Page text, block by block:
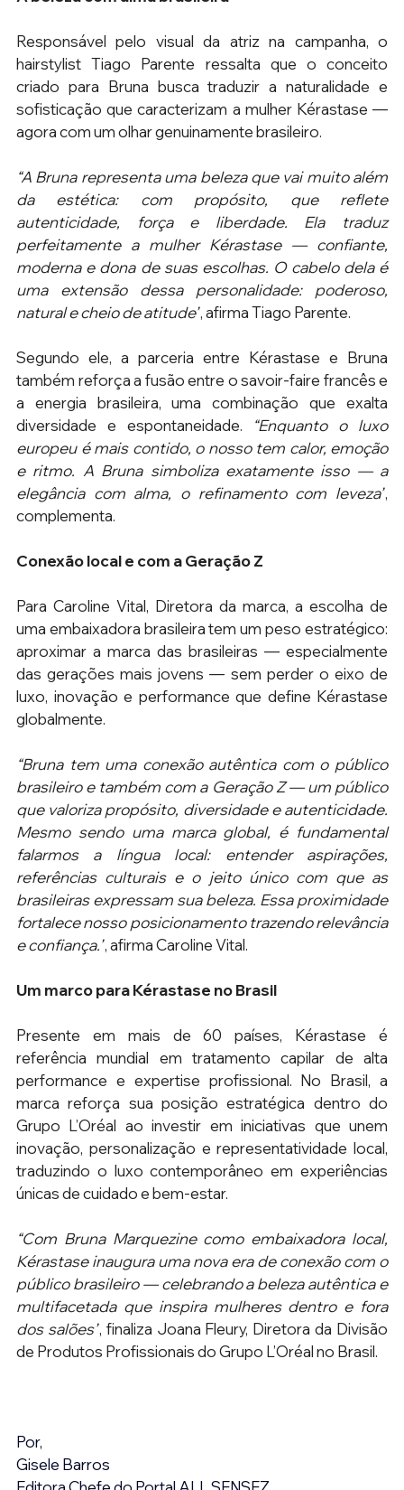
Responsável pelo visual da atriz na campanha, o
hairstylist Tiago Parente ressalta que o conceito
criado para Bruna busca traduzir a naturalidade e
sofisticação que caracterizam a mulher Kérastase —
agora com um olhar genuinamente brasileiro.
“A Bruna representa uma beleza que vai muito além
da estética: com propósito, que reflete
autenticidade, força e liberdade. Ela traduz
perfeitamente a mulher Kérastase — confiante,
moderna e dona de suas escolhas. O cabelo dela é
uma extensão dessa personalidade: poderoso,
natural e cheio de atitude”, afirma Tiago Parente.
Segundo ele, a parceria entre Kérastase e Bruna
também reforça a fusão entre o savoir-faire francês e
a energia brasileira, uma combinação que exalta
diversidade e espontaneidade.
“Enquanto o luxo
europeu é mais contido, o nosso tem calor, emoção
e ritmo. A Bruna simboliza exatamente isso — a
elegância com alma, o refinamento com leveza”,
complementa.
Conexão local e com a Geração Z
Para Caroline Vital, Diretora da marca, a escolha de
uma embaixadora brasileira tem um peso estratégico:
aproximar a marca das brasileiras — especialmente
das gerações mais jovens — sem perder o eixo de
luxo, inovação e performance que define Kérastase
globalmente.
“Bruna tem uma conexão autêntica com o público
brasileiro e também com a Geração Z — um público
que valoriza propósito, diversidade e autenticidade.
Mesmo sendo uma marca global, é fundamental
falarmos a língua local: entender aspirações,
referências culturais e o jeito único com que as
brasileiras expressam sua beleza. Essa proximidade
fortalece nosso posicionamento trazendo relevância
e confiança.”, afirma Caroline Vital.
Um marco para Kérastase no Brasil
Presente em mais de 60 países, Kérastase é
referência mundial em tratamento capilar de alta
performance e expertise profissional. No Brasil, a
marca reforça sua posição estratégica dentro do
Grupo L’Oréal ao investir em iniciativas que unem
inovação, personalização e representatividade local,
traduzindo o luxo contemporâneo em experiências
únicas de cuidado e bem-estar.
“Com Bruna Marquezine como embaixadora local,
Kérastase inaugura uma nova era de conexão com o
público brasileiro — celebrando a beleza autêntica e
multifacetada que inspira mulheres dentro e fora
dos salões”, finaliza Joana Fleury, Diretora da Divisão
de Produtos Profissionais do Grupo L’Oréal no Brasil.
Por,
Gisele Barros